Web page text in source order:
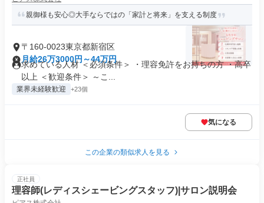
親御様も安心◎大手ならではの「家計と将来」を支える制度
〒160-0023東京都新宿区
月給26万3000円～44万円
求めている人材 ＜必須条件＞ ・理容免許をお持ちの方 ・高卒
以上 ＜歓迎条件＞ ～こ...
業界未経験歓迎 +23個
気になる
この企業の類似求人を見る
正社員
理容師(レディスシェービングスタッフ)|サロン説明会